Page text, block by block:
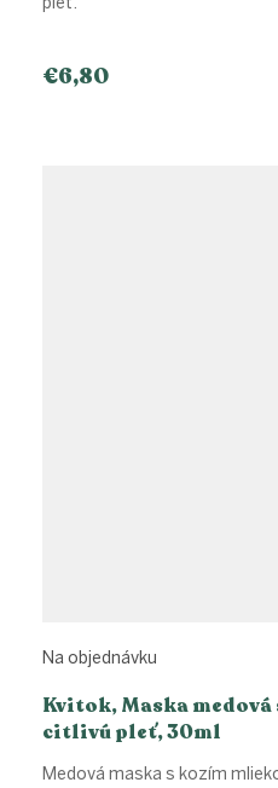
€6,80
Kvitok, Maska
citlivú pleť, 30ml
Na objednávku
Medová maska s kozím